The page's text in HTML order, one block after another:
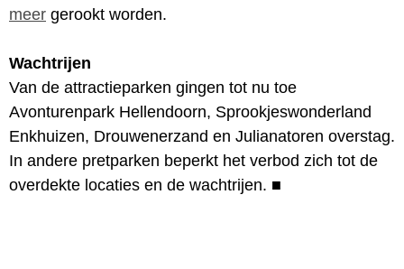
meer gerookt worden.
Wachtrijen
Van de attractieparken gingen tot nu toe
Avonturenpark Hellendoorn, Sprookjeswonderland
Enkhuizen, Drouwenerzand en Julianatoren overstag.
In andere pretparken beperkt het verbod zich tot de
overdekte locaties en de wachtrijen. ■